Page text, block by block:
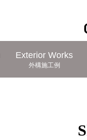
Exterior Works
外構施工例